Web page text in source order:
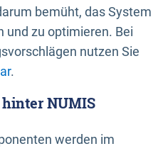
bemüht, das System
und zu optimieren. Bei
nutzen Sie
.
NUMIS
werden im